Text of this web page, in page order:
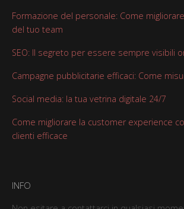
Formazione del personale: Come
del tuo team
SEO: Il segreto per essere sempre visibili
Campagne pubblicitarie efficaci: Come
Social media: la tua vetrina digitale 24/7
Come migliorare la customer experience
clienti efficace
INFO